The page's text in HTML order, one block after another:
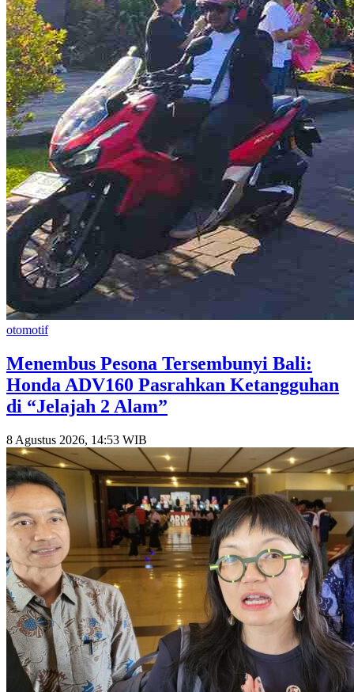
otomotif
Menembus Pesona Tersembunyi Bali:
Honda ADV160 Pasrahkan Ketangguhan
di “Jelajah 2 Alam”
8 Agustus 2026, 14:53 WIB